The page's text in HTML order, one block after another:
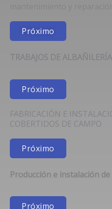
Próximo
TRABAJOS DE ALBAÑILERÍA
Próximo
FABRICACIÓN E
COBERTIDOS DE CAMPO
Próximo
Producción e instalación
Próximo